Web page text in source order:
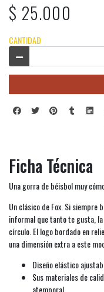
$ 25.000
CANTIDAD
Ficha Técnica
Una gorra de béisbol muy
Un clásico de Fox. Si siempre
informal que tanto te gusta,
círculo. El logo bordado en
una dimensión extra a este
Diseño elástico
Sus materiales de
atemporal